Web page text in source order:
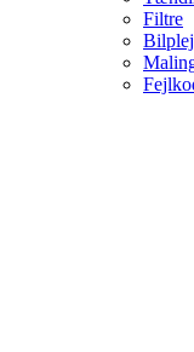
Filtre